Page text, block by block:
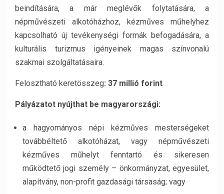
beindítására, a már meglévők folytatására, a
népművészeti alkotóházhoz, kézműves műhelyhez
kapcsolható új tevékenységi formák befogadására, a
kulturális turizmus igényeinek magas színvonalú
szakmai szolgáltatásaira.
Felosztható keretösszeg: 37 millió forint
Pályázatot nyújthat be magyarországi:
a hagyományos népi kézműves mesterségeket
továbbéltető alkotóházat, vagy népművészeti
kézműves műhelyt fenntartó és sikeresen
működtető jogi személy – önkormányzat, egyesület,
alapítvány, non-profit gazdasági társaság; vagy